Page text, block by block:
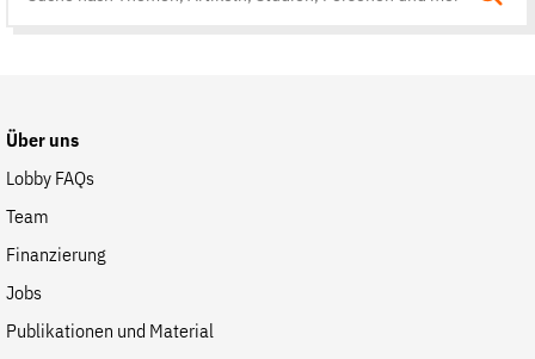
Über uns
Lobby FAQs
Team
Finanzierung
Jobs
Publikationen und Material